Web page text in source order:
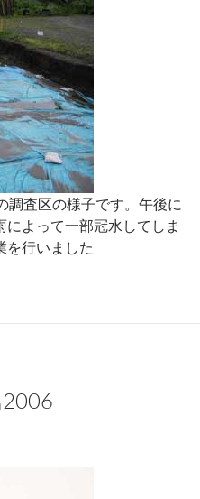
調査区の様子です。午後に
よって一部冠水してしま
を行いました